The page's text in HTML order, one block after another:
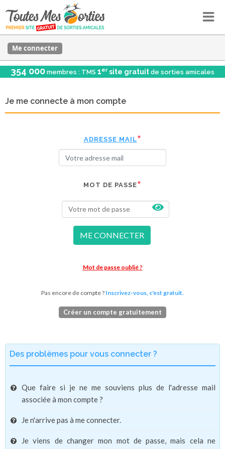
Me connecter
354 000 membres : TMS 1er site gratuit de sorties amicales
Je me connecte à mon compte
ADRESSE MAIL
MOT DE PASSE
ME CONNECTER
Mot de passe oublié ?
Pas encore de compte ? Inscrivez-vous, c'est gratuit.
Créer un compte gratuitement
Des problèmes pour vous connecter ?
Que faire si je ne me souviens plus de l'adresse mail
associée à mon compte ?
Je n'arrive pas à me connecter.
Je viens de changer mon mot de passe, mais cela ne